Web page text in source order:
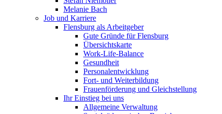
Melanie Bach
Job und Karriere
Flensburg als Arbeitgeber
Gute Gründe für Flensburg
Übersichtskarte
Work-Life-Balance
Gesundheit
Personalentwicklung
Fort- und Weiterbildung
Frauenförderung und Gleichstellung
Ihr Einstieg bei uns
Allgemeine Verwaltung